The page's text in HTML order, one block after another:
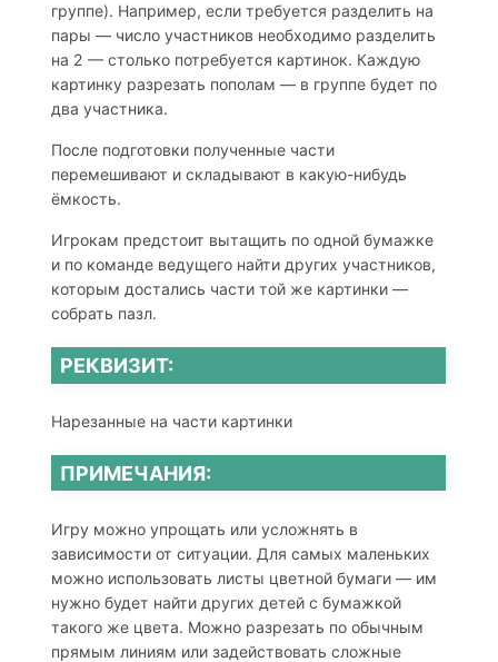
группе). Например, если требуется разделить на
пары — число участников необходимо разделить
на 2 — столько потребуется картинок. Каждую
картинку разрезать пополам — в группе будет по
два участника.
После подготовки полученные части
перемешивают и складывают в какую-нибудь
ёмкость.
Игрокам предстоит вытащить по одной бумажке
и по команде ведущего найти других участников,
которым достались части той же картинки —
собрать пазл.
РЕКВИЗИТ:
Нарезанные на части картинки
ПРИМЕЧАНИЯ:
Игру можно упрощать или усложнять в
зависимости от ситуации. Для самых маленьких
можно использовать листы цветной бумаги — им
нужно будет найти других детей с бумажкой
такого же цвета. Можно разрезать по обычным
прямым линиям или задействовать сложные